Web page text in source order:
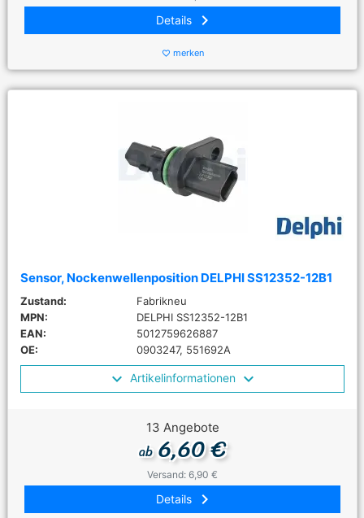
Details keyboard_arrow_right
favorite_border merken
Sensor, Nockenwellenposition DELPHI SS12352-12B1
Zustand:
Fabrikneu
MPN:
DELPHI SS12352-12B1
EAN:
5012759626887
OE:
0903247, 551692A
Artikelinformationen
13 Angebote
ab6,60 €
Versand: 6,90 €
Details keyboard_arrow_right